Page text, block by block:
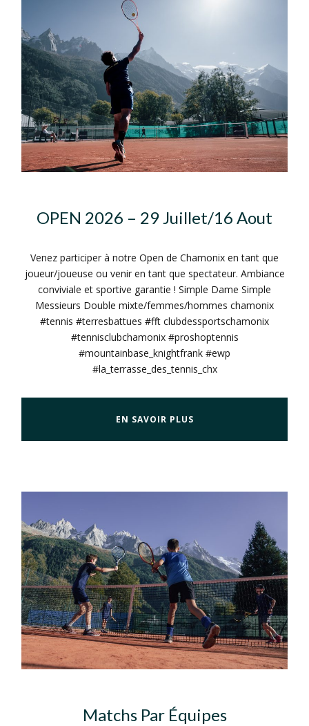
OPEN 2026 – 29 Juillet/16 Aout
Venez participer à notre Open de Chamonix en tant que
joueur/joueuse ou venir en tant que spectateur. Ambiance
conviviale et sportive garantie ! Simple Dame Simple
Messieurs Double mixte/femmes/hommes chamonix
#tennis #terresbattues #fft clubdessportschamonix
#tennisclubchamonix #proshoptennis
#mountainbase_knightfrank #ewp
#la_terrasse_des_tennis_chx
EN SAVOIR PLUS
Matchs Par Équipes